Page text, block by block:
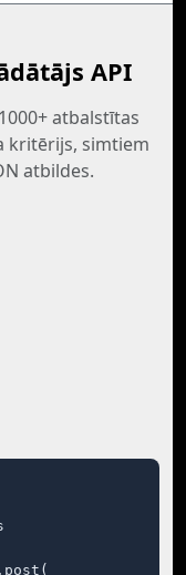
API
atbalstītas
kritērijs, simtiem
atbildes.